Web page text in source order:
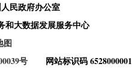
民政府办公室
和大数据发展服务中心
图
号 网站标识码 6528000001